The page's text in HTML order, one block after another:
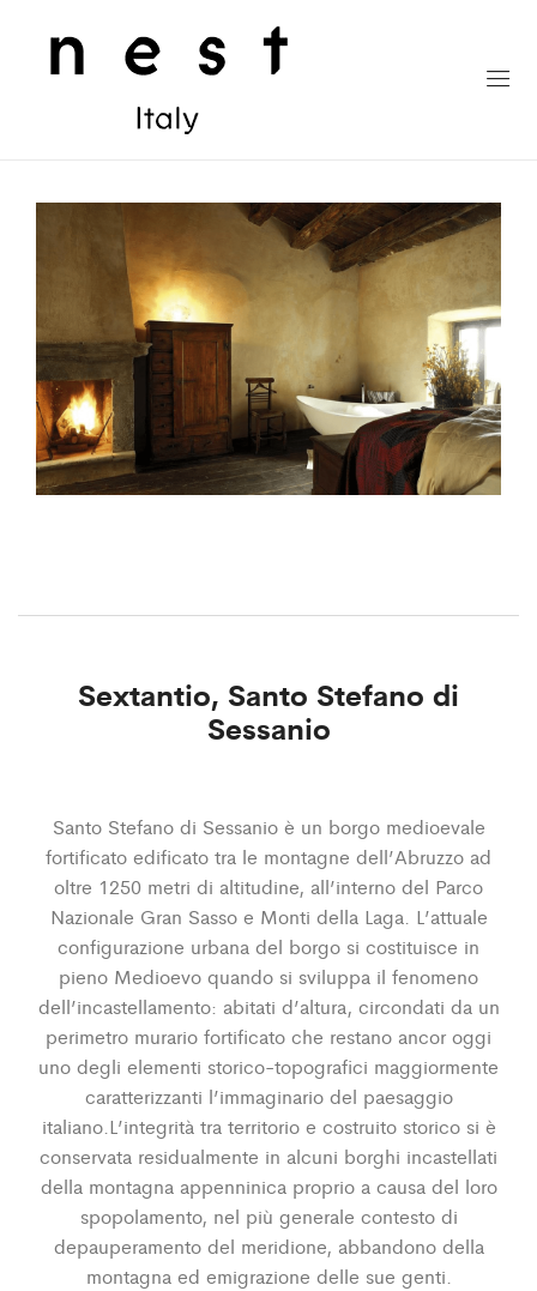
Sextantio, Santo Stefano di
Sessanio
Santo Stefano di Sessanio è un borgo medioevale
fortificato edificato tra le montagne dell’Abruzzo ad
oltre 1250 metri di altitudine, all’interno del Parco
Nazionale Gran Sasso e Monti della Laga. L’attuale
configurazione urbana del borgo si costituisce in
pieno Medioevo quando si sviluppa il fenomeno
dell’incastellamento: abitati d’altura, circondati da un
perimetro murario fortificato che restano ancor oggi
uno degli elementi storico-topografici maggiormente
caratterizzanti l’immaginario del paesaggio
italiano.L’integrità tra territorio e costruito storico si è
conservata residualmente in alcuni borghi incastellati
della montagna appenninica proprio a causa del loro
spopolamento, nel più generale contesto di
depauperamento del meridione, abbandono della
montagna ed emigrazione delle sue genti.